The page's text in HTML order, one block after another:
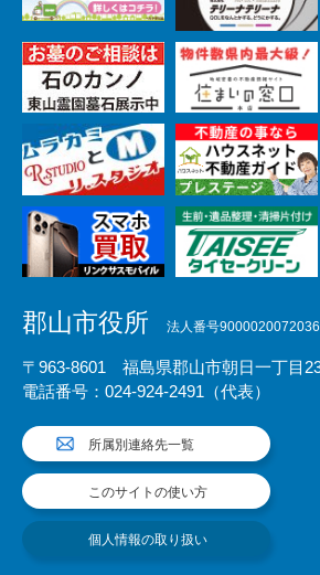
郡山市役所 法人番号9000020072036
〒963-8601 福島県郡山市朝日一丁目
電話番号：024-924-2491（代表）
所属別連絡先一覧
このサイトの使い方
個人情報の取り扱い